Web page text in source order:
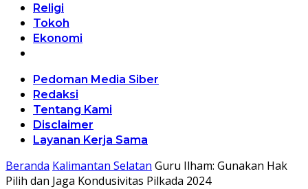
Religi
Tokoh
Ekonomi
Pedoman Media Siber
Redaksi
Tentang Kami
Disclaimer
Layanan Kerja Sama
Beranda Kalimantan Selatan Guru Ilham: Gunakan Hak
Pilih dan Jaga Kondusivitas Pilkada 2024